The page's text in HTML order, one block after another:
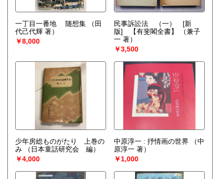
一丁目一番地 随想集
（田
代己代輝 著）
￥8,000
民事訴訟法 （一） [新
版] 【有斐閣全書】
（兼子
一 著）
￥3,500
少年房総ものがたり 上巻の
み
（日本童話研究会 編）
￥4,000
中原淳一 : 抒情画の世界
（中
原淳一 著）
￥1,000